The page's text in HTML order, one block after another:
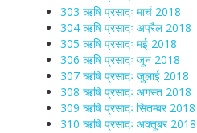
303 ऋषि प्रसादः मार्च 2018
304 ऋषि प्रसादः अप्रैल 2018
305 ऋषि प्रसादः मई 2018
306 ऋषि प्रसादः जून 2018
307 ऋषि प्रसादः जुलाई 2018
308 ऋषि प्रसादः अगस्त 2018
309 ऋषि प्रसादः सितम्बर 2018
310 ऋषि प्रसादः अक्तूबर 2018